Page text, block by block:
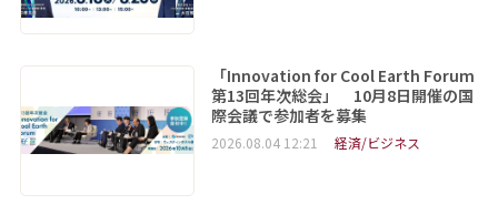
「Innovation for Cool Earth Forum
第13回年次総会」 10月8日開催の国
際会議で参加者を募集
2026.08.04 12:21 経済/ビジネス